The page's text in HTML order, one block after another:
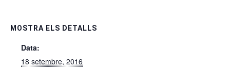
MOSTRA ELS DETALLS
Data:
18 setembre, 2016